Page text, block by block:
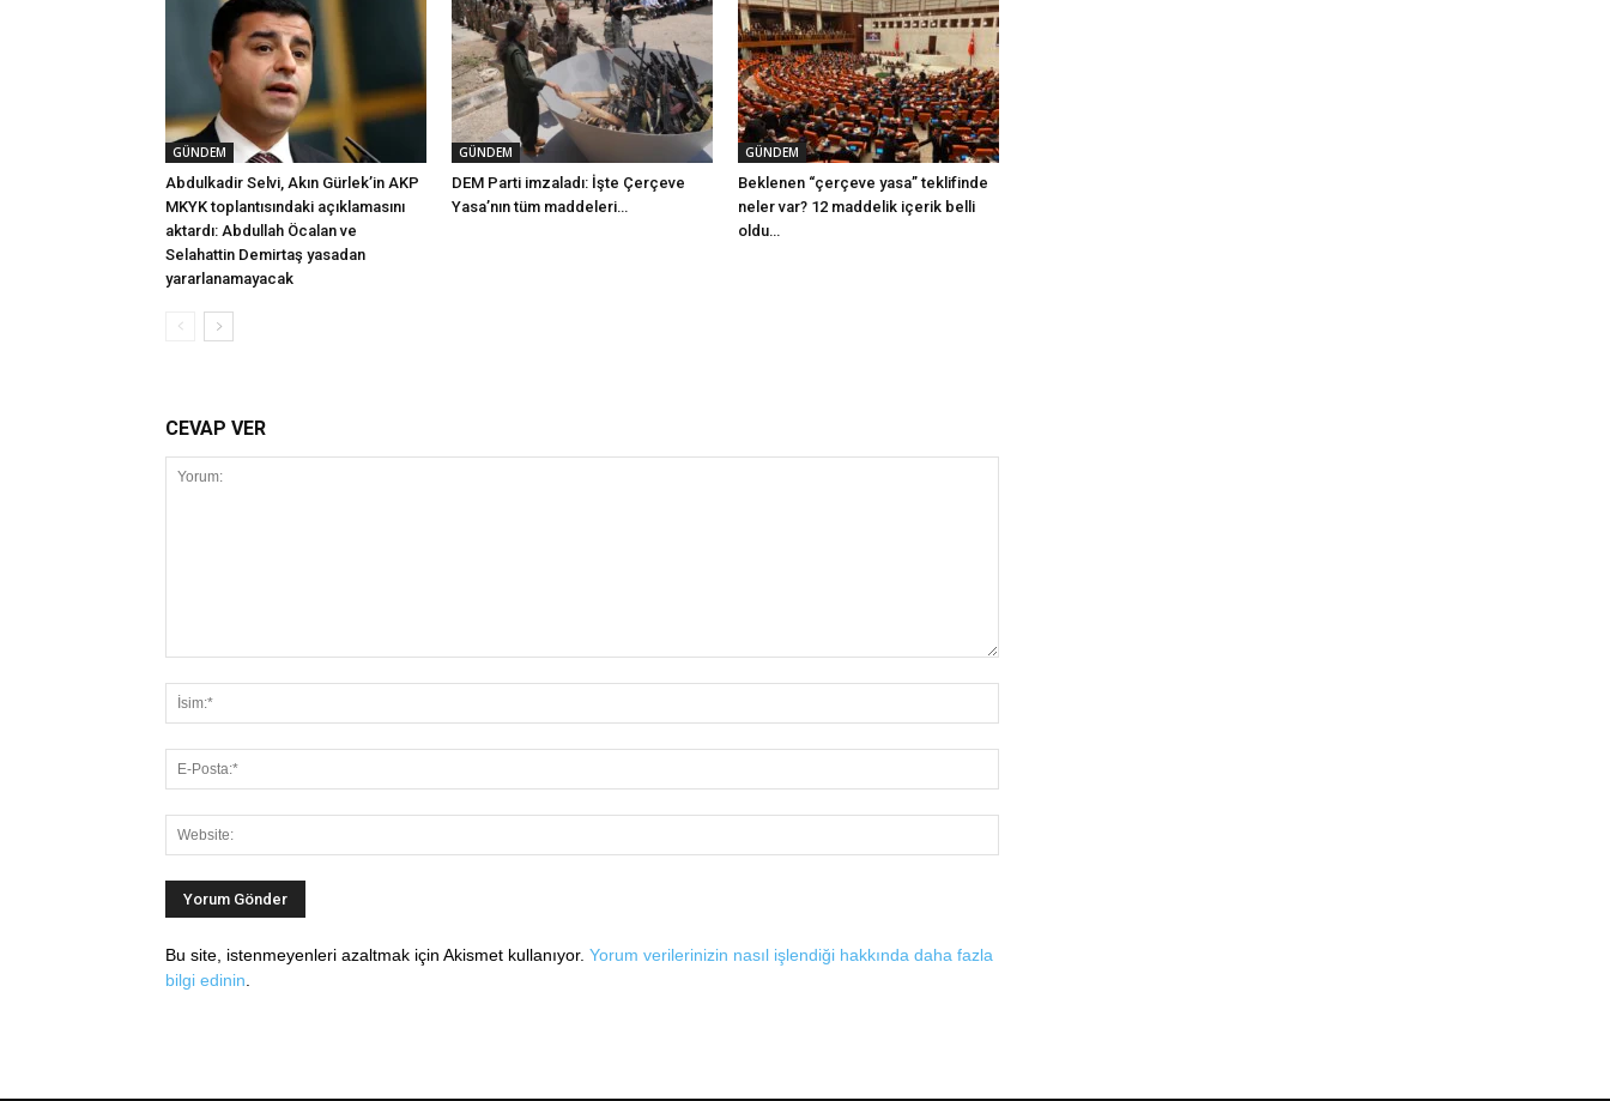
GÜNDEM
Abdulkadir Selvi, Akın Gürlek’in AKP
MKYK toplantısındaki açıklamasını
aktardı: Abdullah Öcalan ve
Selahattin Demirtaş yasadan
yararlanamayacak
GÜNDEM
DEM Parti imzaladı: İşte Çerçeve
Yasa’nın tüm maddeleri…
GÜNDEM
Beklenen “çerçeve yasa” teklifinde
neler var? 12 maddelik içerik belli
oldu…
CEVAP VER
Bu site, istenmeyenleri azaltmak için Akismet kullanıyor. Yorum verilerinizin nasıl işlendiği hakkında daha fazla
bilgi edinin